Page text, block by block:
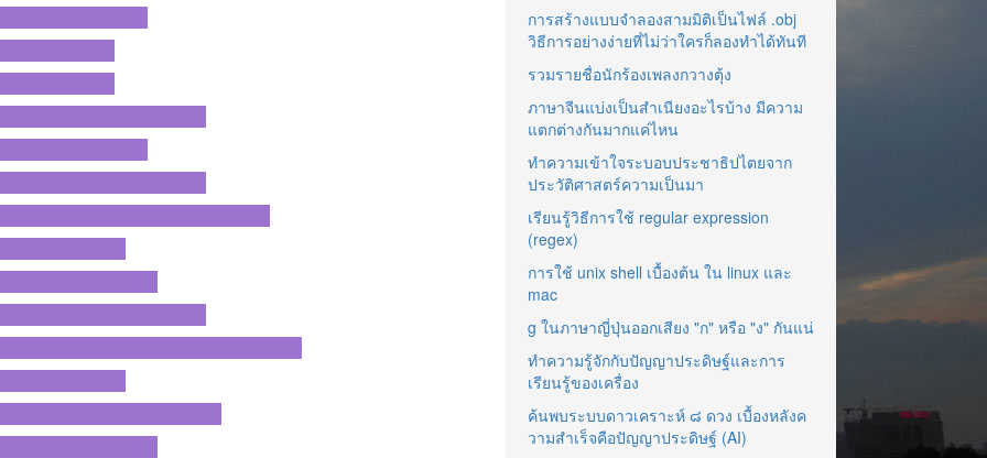
การสร้างแบบจำลองสามมิติเป็นไฟล์ .obj
วิธีการอย่างง่ายที่ไม่ว่าใครก็ลองทำได้ทันที
รวมรายชื่อนักร้องเพลงกวางตุ้ง
ภาษาจีนแบ่งเป็นสำเนียงอะไรบ้าง มีความ
แตกต่างกันมากแค่ไหน
ทำความเข้าใจระบอบประชาธิปไตยจาก
ประวัติศาสตร์ความเป็นมา
เรียนรู้วิธีการใช้ regular expression
(regex)
การใช้ unix shell เบื้องต้น ใน linux และ
mac
g ในภาษาญี่ปุ่นออกเสียง "ก" หรือ "ง" กันแน่
ทำความรู้จักกับปัญญาประดิษฐ์และการ
เรียนรู้ของเครื่อง
ค้นพบระบบดาวเคราะห์ ๘ ดวง เบื้องหลังค
วามสำเร็จคือปัญญาประดิษฐ์ (AI)